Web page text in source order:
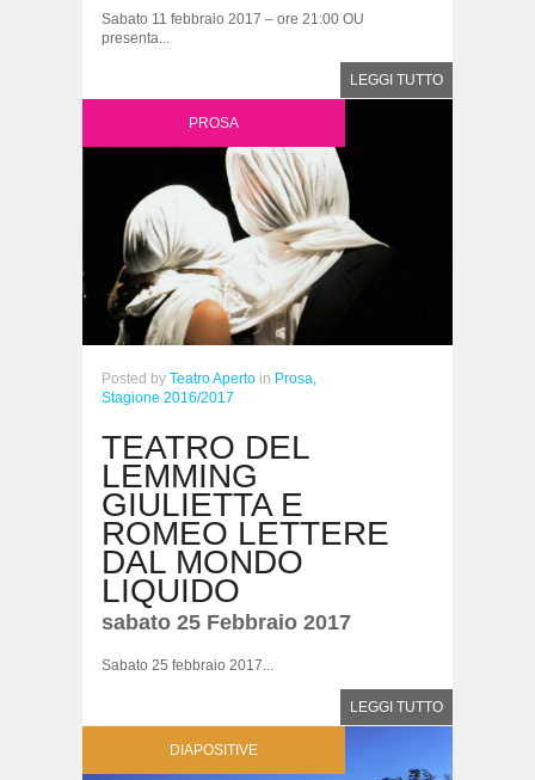
Sabato 11 febbraio 2017 – ore 21:00 OU
presenta...
LEGGI TUTTO
PROSA
Posted by Teatro Aperto in Prosa,
Stagione 2016/2017
TEATRO DEL
LEMMING
GIULIETTA E
ROMEO LETTERE
DAL MONDO
LIQUIDO
sabato 25 Febbraio 2017
Sabato 25 febbraio 2017...
LEGGI TUTTO
DIAPOSITIVE